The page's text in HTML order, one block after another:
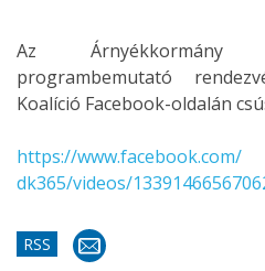
Az Árnyékkormány
programbemutató
Koalíció Facebook-oldalán
https://www.facebook.com/
dk365/videos/
RSS